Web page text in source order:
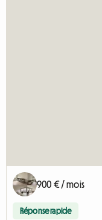
900 € / mois
Réponse rapide